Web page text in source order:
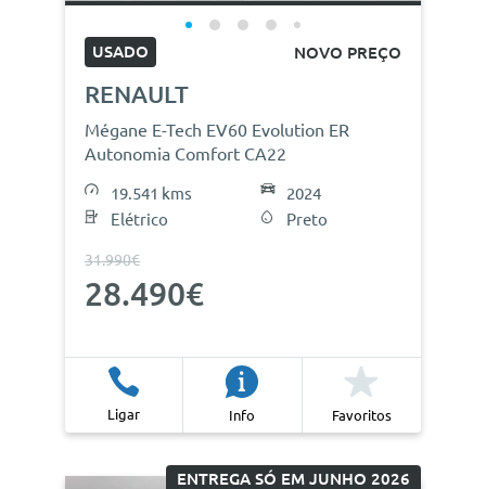
USADO NOVO PREÇO
RENAULT
Mégane E-Tech EV60 Evolution ER
Autonomia Comfort CA22
19.541 kms
Elétrico
2024
Preto
31.990€
28.490€
Ligar Info Favoritos
ENTREGA SÓ EM JUNHO 2026